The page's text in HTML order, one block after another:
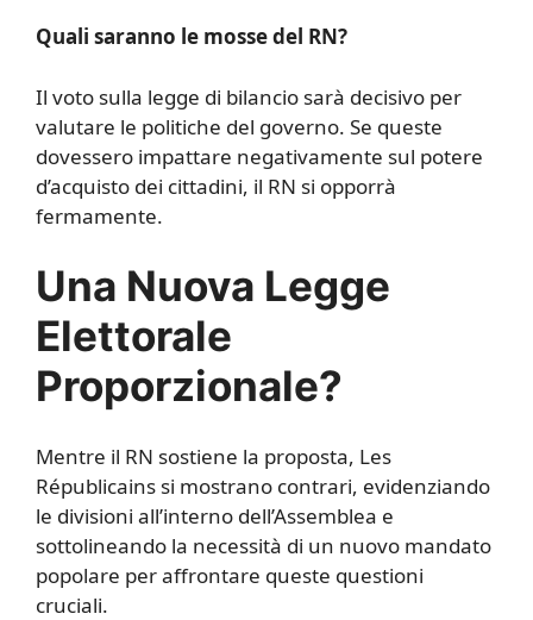
Quali saranno le mosse del RN?
Il voto sulla legge di bilancio sarà decisivo per
valutare le politiche del governo. Se queste
dovessero impattare negativamente sul potere
d’acquisto dei cittadini, il RN si opporrà
fermamente.
Una Nuova Legge
Elettorale
Proporzionale?
Mentre il RN sostiene la proposta, Les
Républicains si mostrano contrari, evidenziando
le divisioni all’interno dell’Assemblea e
sottolineando la necessità di un nuovo mandato
popolare per affrontare queste questioni
cruciali.